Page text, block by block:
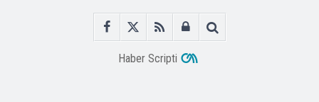
Haber Scripti